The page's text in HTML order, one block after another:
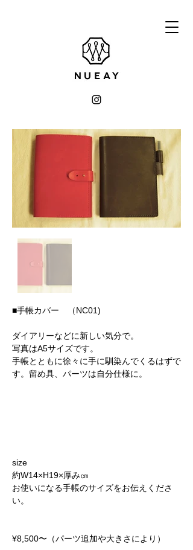
■手帳カバー （NC01)
ダイアリーなどに新しい気分で。
写真はA5サイズです。
手帳とともに徐々に手に馴染んでくるはずで
す。留め具、パーツは自分仕様に。
​size
約W14×H19×厚み㎝
​お使いになる手帳のサイズをお伝えくださ
い。
​¥8,500〜（パーツ追加や大きさにより）